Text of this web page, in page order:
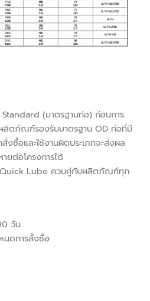
(มาตรฐานท่อ) ก่อนการ
ลิตภัณฑ์รองรับมาตรฐาน OD ท่อที่มี
งซื้อและใช้งานผิดประเภทจะส่งผล
ายต่อโครงการได้
Lube ควบคู่กับผลิตภัณฑ์ทุก
วัน
นดการสั้งซื้อ